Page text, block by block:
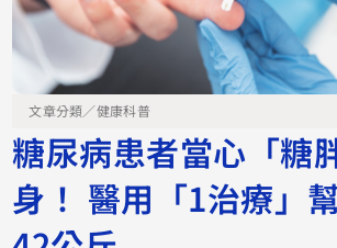
文章分類／健康科普
糖尿病患者當心「糖
身！ 醫用「1治療」